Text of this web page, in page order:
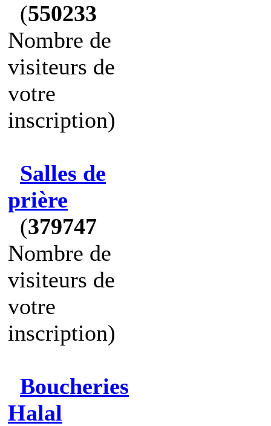
(550233
Nombre de
visiteurs de
votre
inscription)
Salles de
prière
(379747
Nombre de
visiteurs de
votre
inscription)
Boucheries
Halal